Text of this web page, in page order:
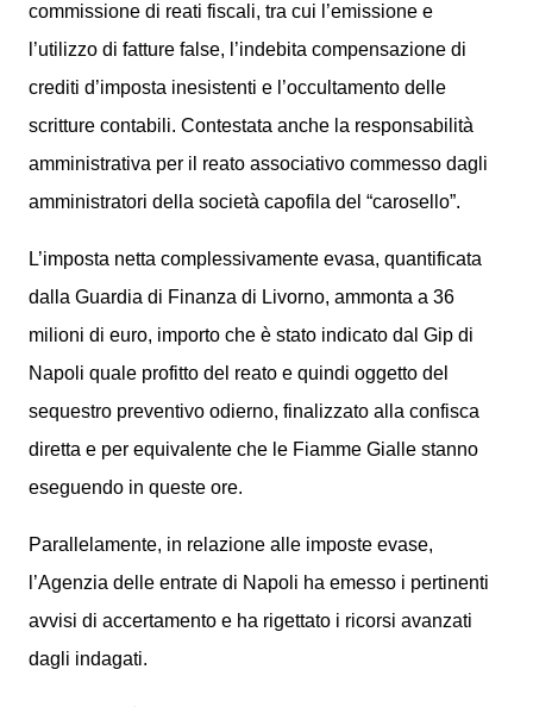
commissione di reati fiscali, tra cui l’emissione e
l’utilizzo di fatture false, l’indebita compensazione di
crediti d’imposta inesistenti e l’occultamento delle
scritture contabili. Contestata anche la responsabilità
amministrativa per il reato associativo commesso dagli
amministratori della società capofila del “carosello”.
L’imposta netta complessivamente evasa, quantificata
dalla Guardia di Finanza di Livorno, ammonta a 36
milioni di euro, importo che è stato indicato dal Gip di
Napoli quale profitto del reato e quindi oggetto del
sequestro preventivo odierno, finalizzato alla confisca
diretta e per equivalente che le Fiamme Gialle stanno
eseguendo in queste ore.
Parallelamente, in relazione alle imposte evase,
l’Agenzia delle entrate di Napoli ha emesso i pertinenti
avvisi di accertamento e ha rigettato i ricorsi avanzati
dagli indagati.